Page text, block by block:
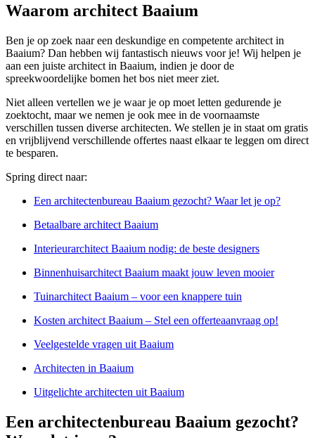
Waarom architect Baaium
Ben je op zoek naar een deskundige en competente architect in
Baaium? Dan hebben wij fantastisch nieuws voor je! Wij helpen je
aan een juiste architect in Baaium, indien je door de
spreekwoordelijke bomen het bos niet meer ziet.
Niet alleen vertellen we je waar je op moet letten gedurende je
zoektocht, maar we nemen je ook mee in de voornaamste
verschillen tussen diverse architecten. We stellen je in staat om gratis
en vrijblijvend verschillende offertes naast elkaar te leggen om direct
te besparen.
Spring direct naar:
Een architectenbureau Baaium gezocht? Waar let je op?
Betaalbare architect Baaium
Interieurarchitect Baaium nodig: de beste designers
Binnenhuisarchitect Baaium maakt jouw leven mooier
Tuinarchitect Baaium – voor een knappere tuin
Kosten architect Baaium – Stel een offerteaanvraag op!
Veelgestelde vragen uit Baaium
Architecten in Baaium
Uitgelichte architecten uit Baaium
Een architectenbureau Baaium gezocht?